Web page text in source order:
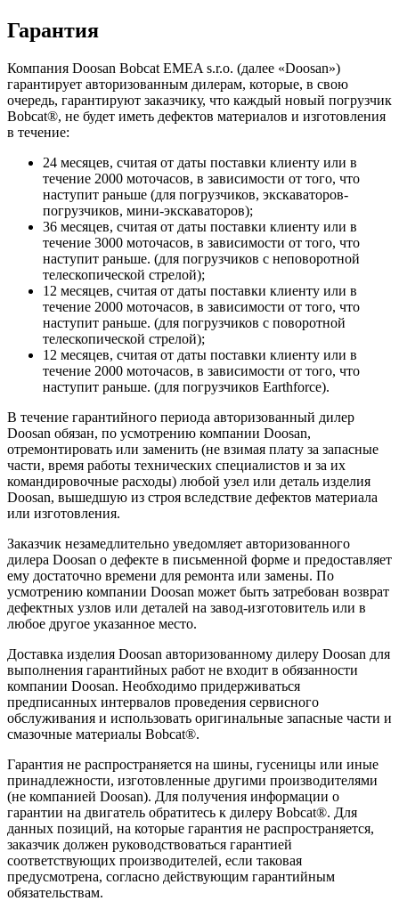
Гарантия
Компания Doosan Bobcat EMEA s.r.o. (далее «Doosan»)
гарантирует авторизованным дилерам, которые, в свою
очередь, гарантируют заказчику, что каждый новый погрузчик
Bobcat®, не будет иметь дефектов материалов и изготовления
в течение:
24 месяцев, считая от даты поставки клиенту или в
течение 2000 моточасов, в зависимости от того, что
наступит раньше (для погрузчиков, экскаваторов-
погрузчиков, мини-экскаваторов);
36 месяцев, считая от даты поставки клиенту или в
течение 3000 моточасов, в зависимости от того, что
наступит раньше. (для погрузчиков с неповоротной
телескопической стрелой);
12 месяцев, считая от даты поставки клиенту или в
течение 2000 моточасов, в зависимости от того, что
наступит раньше. (для погрузчиков с поворотной
телескопической стрелой);
12 месяцев, считая от даты поставки клиенту или в
течение 2000 моточасов, в зависимости от того, что
наступит раньше. (для погрузчиков Earthforce).
В течение гарантийного периода авторизованный дилер
Doosan обязан, по усмотрению компании Doosan,
отремонтировать или заменить (не взимая плату за запасные
части, время работы технических специалистов и за их
командировочные расходы) любой узел или деталь изделия
Doosan, вышедшую из строя вследствие дефектов материала
или изготовления.
Заказчик незамедлительно уведомляет авторизованного
дилера Doosan о дефекте в письменной форме и предоставляет
ему достаточно времени для ремонта или замены. По
усмотрению компании Doosan может быть затребован возврат
дефектных узлов или деталей на завод-изготовитель или в
любое другое указанное место.
Доставка изделия Doosan авторизованному дилеру Doosan для
выполнения гарантийных работ не входит в обязанности
компании Doosan. Необходимо придерживаться
предписанных интервалов проведения сервисного
обслуживания и использовать оригинальные запасные части и
смазочные материалы Bobcat®.
Гарантия не распространяется на шины, гусеницы или иные
принадлежности, изготовленные другими производителями
(не компанией Doosan). Для получения информации о
гарантии на двигатель обратитесь к дилеру Bobcat®. Для
данных позиций, на которые гарантия не распространяется,
заказчик должен руководствоваться гарантией
соответствующих производителей, если таковая
предусмотрена, согласно действующим гарантийным
обязательствам.